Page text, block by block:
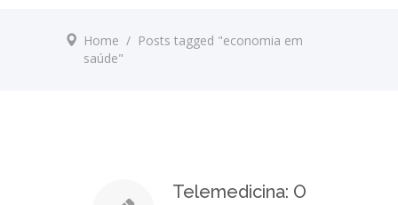
Home / Posts tagged "economia em
saúde"
Telemedicina: O